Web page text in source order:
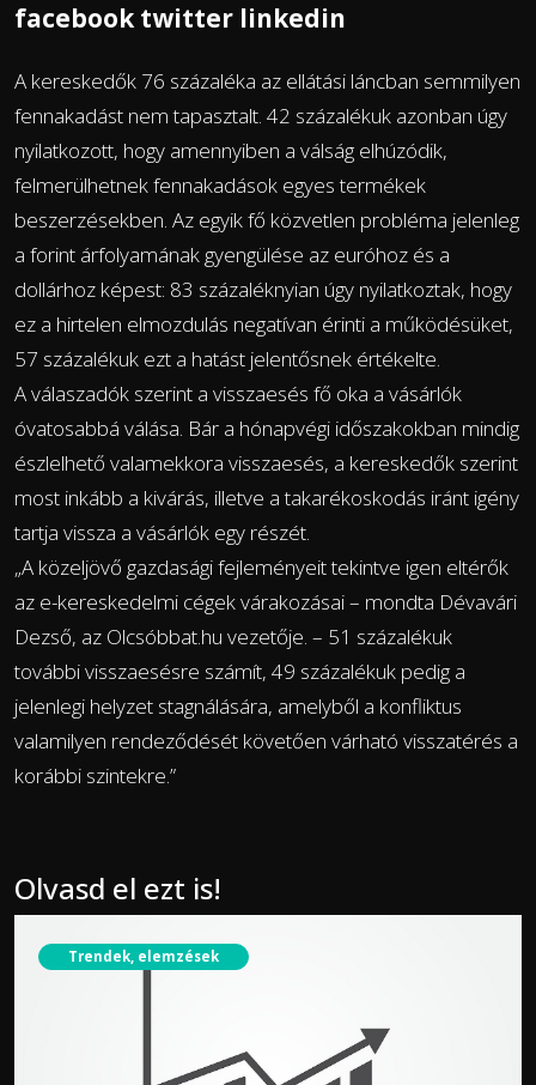
facebook twitter linkedin
A kereskedők 76 százaléka az ellátási láncban semmilyen
fennakadást nem tapasztalt. 42 százalékuk azonban úgy
nyilatkozott, hogy amennyiben a válság elhúzódik,
felmerülhetnek fennakadások egyes termékek
beszerzésekben. Az egyik fő közvetlen probléma jelenleg
a forint árfolyamának gyengülése az euróhoz és a
dollárhoz képest: 83 százaléknyian úgy nyilatkoztak, hogy
ez a hirtelen elmozdulás negatívan érinti a működésüket,
57 százalékuk ezt a hatást jelentősnek értékelte.
A válaszadók szerint a visszaesés fő oka a vásárlók
óvatosabbá válása. Bár a hónapvégi időszakokban mindig
észlelhető valamekkora visszaesés, a kereskedők szerint
most inkább a kivárás, illetve a takarékoskodás iránt igény
tartja vissza a vásárlók egy részét.
„A közeljövő gazdasági fejleményeit tekintve igen eltérők
az e-kereskedelmi cégek várakozásai – mondta Dévavári
Dezső, az Olcsóbbat.hu vezetője. – 51 százalékuk
további visszaesésre számít, 49 százalékuk pedig a
jelenlegi helyzet stagnálására, amelyből a konfliktus
valamilyen rendeződését követően várható visszatérés a
korábbi szintekre.”
Olvasd el ezt is!
Trendek, elemzések